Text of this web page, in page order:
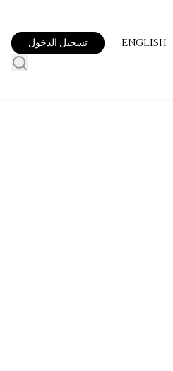
ENGLISH تسجيل الدخول